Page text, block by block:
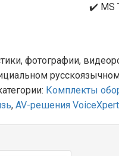
✔️ MS
фотографии,
Комплекты
, AV-решения VoiceXpert